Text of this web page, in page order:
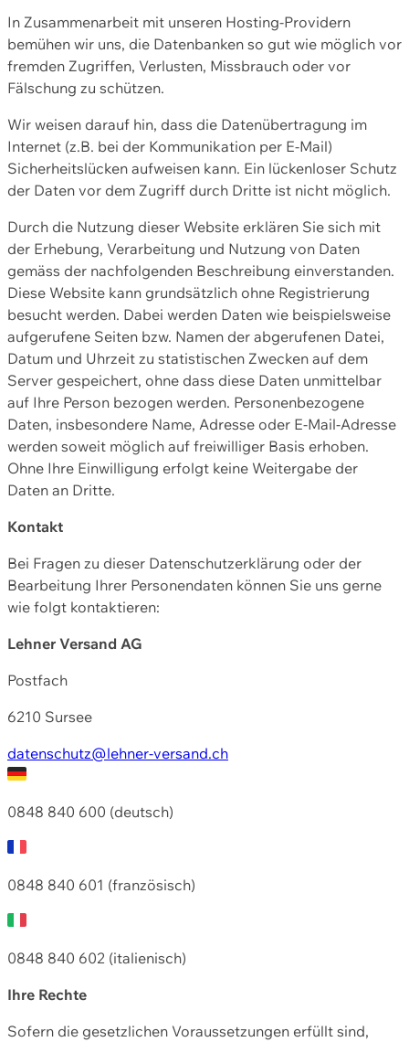
In Zusammenarbeit mit unseren Hosting-Providern
bemühen wir uns, die Datenbanken so gut wie möglich vor
fremden Zugriffen, Verlusten, Missbrauch oder vor
Fälschung zu schützen.
Wir weisen darauf hin, dass die Datenübertragung im
Internet (z.B. bei der Kommunikation per E-Mail)
Sicherheitslücken aufweisen kann. Ein lückenloser Schutz
der Daten vor dem Zugriff durch Dritte ist nicht möglich.
Durch die Nutzung dieser Website erklären Sie sich mit
der Erhebung, Verarbeitung und Nutzung von Daten
gemäss der nachfolgenden Beschreibung einverstanden.
Diese Website kann grundsätzlich ohne Registrierung
besucht werden. Dabei werden Daten wie beispielsweise
aufgerufene Seiten bzw. Namen der abgerufenen Datei,
Datum und Uhrzeit zu statistischen Zwecken auf dem
Server gespeichert, ohne dass diese Daten unmittelbar
auf Ihre Person bezogen werden. Personenbezogene
Daten, insbesondere Name, Adresse oder E-Mail-Adresse
werden soweit möglich auf freiwilliger Basis erhoben.
Ohne Ihre Einwilligung erfolgt keine Weitergabe der
Daten an Dritte.
Kontakt
Bei Fragen zu dieser Datenschutzerklärung oder der
Bearbeitung Ihrer Personendaten können Sie uns gerne
wie folgt kontaktieren:
Lehner Versand AG
Postfach
6210 Sursee
datenschutz@lehner-versand.ch
0848 840 600 (deutsch)
0848 840 601 (französisch)
0848 840 602 (italienisch)
Ihre Rechte
Sofern die gesetzlichen Voraussetzungen erfüllt sind,